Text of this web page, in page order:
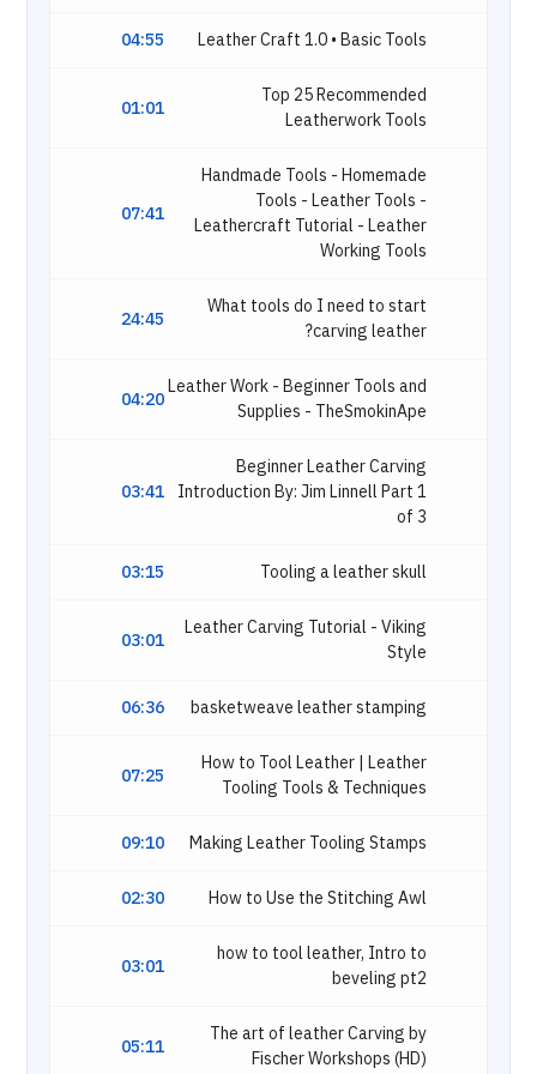
04:55 Leather Craft 1.0 • Basic Tools
01:01
Top 25 Recommended
Leatherwork Tools
07:41
Handmade Tools - Homemade
Tools - Leather Tools -
Leathercraft Tutorial - Leather
Working Tools
24:45
What tools do I need to start
carving leather?
04:20Leather Work - Beginner Tools and
Supplies - TheSmokinApe
03:41
Beginner Leather Carving
Introduction By: Jim Linnell Part 1
of 3
03:15 Tooling a leather skull
03:01
Leather Carving Tutorial - Viking
Style
06:36 basketweave leather stamping
07:25
How to Tool Leather | Leather
Tooling Tools & Techniques
09:10 Making Leather Tooling Stamps
02:30 How to Use the Stitching Awl
03:01
how to tool leather, Intro to
beveling pt2
05:11
The art of leather Carving by
Fischer Workshops (HD)